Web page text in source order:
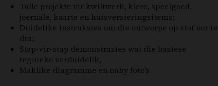
Talle projekte vir kwiltwerk, klere, speelgoed,
joernale, kaarte en huisversieringsitems;
Duidelike instruksies om die ontwerpe op stof oor te
dra;
Stap-vir-stap demonstrasies wat die basiese
tegnieke verduidelik,
Maklike diagramme en naby foto’s